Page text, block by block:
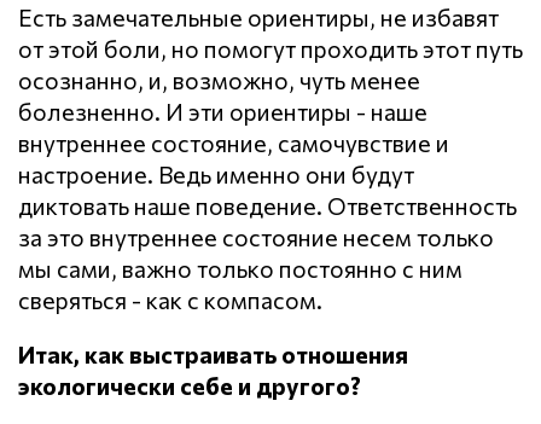
Есть замечательные ориентиры, не избавят
от этой боли, но помогут проходить этот путь
осознанно, и, возможно, чуть менее
болезненно. И эти ориентиры - наше
внутреннее состояние, самочувствие и
настроение. Ведь именно они будут
диктовать наше поведение. Ответственность
за это внутреннее состояние несем только
мы сами, важно только постоянно с ним
сверяться - как с компасом.
Итак, как выстраивать отношения
экологически себе и другого?